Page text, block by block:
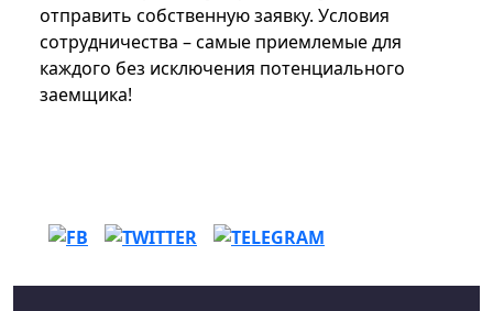
отправить собственную заявку. Условия
сотрудничества – самые приемлемые для
каждого без исключения потенциального
заемщика!